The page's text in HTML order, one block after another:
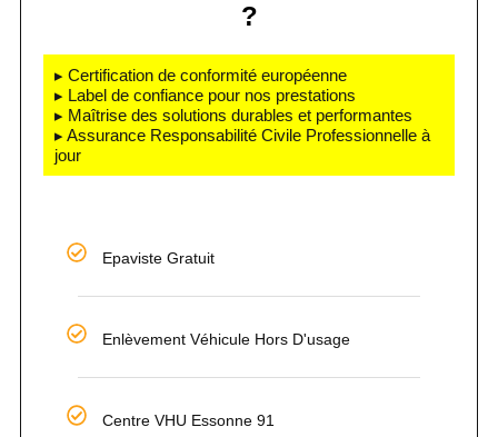
?
▸ Certification de conformité européenne
▸ Label de confiance pour nos prestations
▸ Maîtrise des solutions durables et performantes
▸ Assurance Responsabilité Civile Professionnelle à
jour
Epaviste Gratuit
Enlèvement Véhicule Hors D'usage
Centre VHU Essonne 91